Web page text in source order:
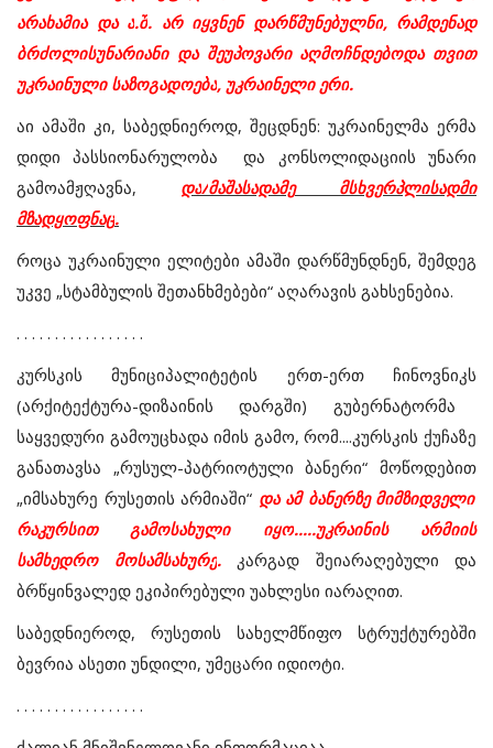
არახამია და ა.შ. არ იყვნენ დარწმუნებულნი, რამდენად
ბრძოლისუნარიანი და შეუპოვარი აღმოჩნდებოდა თვით
უკრაინული საზოგადოება, უკრაინელი ერი.
აი ამაში კი, საბედნიეროდ, შეცდნენ: უკრაინელმა ერმა
დიდი
პასსიონარულობა და კონსოლიდაციის
უნარი
გამოამჟღავნა, და/მაშასადამე
მსხვერპლისადმი
მზადყოფნაც.
როცა უკრაინული ელიტები ამაში დარწმუნდნენ, შემდეგ
უკვე „სტამბულის შეთანხმებები“ აღარავის გახსენებია.
. . . . . . . . . . . . . . . . .
კურსკის
მუნიციპალიტეტის ერთ-ერთ
ჩინოვნიკს
(არქიტექტურა-დიზაინის დარგში) გუბერნატორმა
საყვედური გამოუცხადა იმის გამო,რომ....კურსკის ქუჩაზე
განათავსა „რუსულ-პატრიოტული ბანერი“მოწოდებით
„იმსახურე რუსეთის არმიაში“ და ამ ბანერზე მიმზიდველი
რაკურსით
გამოსახული იყო.....უკრაინის
არმიის
სამხედრო
მოსამსახურე. კარგად შეიარაღებული
და
ბრწყინვალედ ეკიპირებული უახლესი იარაღით.
საბედნიეროდ, რუსეთის სახელმწიფო
სტრუქტურებში
ბევრია ასეთი უნდილი, უმეცარი იდიოტი.
. . . . . . . . . . . . . . . . .